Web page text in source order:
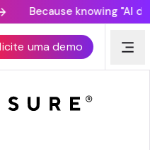
Because knowing "AI
uma demo
EXPERIENCE